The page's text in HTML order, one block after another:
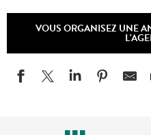
VOUS ORGANISEZ UNE